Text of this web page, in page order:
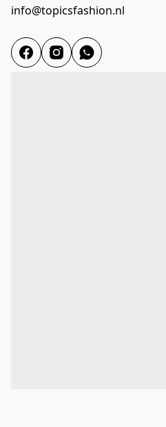
info@topicsfashion.nl